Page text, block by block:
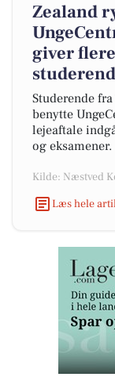
Zealand
giver
Studerende
benytte
lejeaftale
og eksamener.
Kilde: Næstved
Læs hele